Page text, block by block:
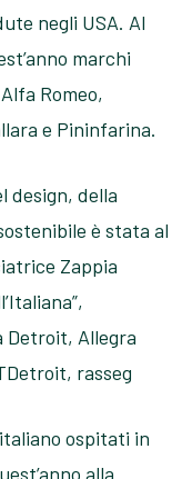
negli USA. Al
marchi
Romeo,
e Pininfarina.
design, della
è stata al
Zappia
Detroit, Allegra
rasseg
ospitati in
alla